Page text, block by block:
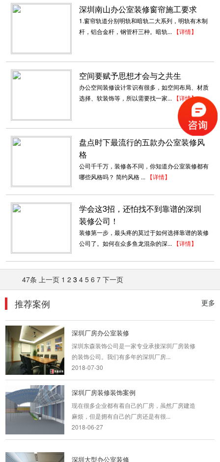
深圳南山办公室装修窗帘施工要求
1.窗帘轨道分别明轨和暗轨二大系列，明轨有木制
杆，铝合金杆，钢管杆三种。暗轨... 【详情】
空间要赋予思想才会与之共生
办公空间装修设计常识有很多，如空间布局、材质
选择、软装饰等，所以需要找一家... 【详情】
盘点时下最流行的五款办公室装修风
格
公司千千万，装修各不同，你知道办公室装修都有
哪些风格吗？ 简约风格 ... 【详情】
学会这3招，还怕找不到靠谱的深圳
装修公司！
装修第一步，最头疼的莫过于如何选择靠谱的装修
公司了。如何在众多鱼龙混杂的深... 【详情】
47条 上一页 1 2 3 4 5 6 7 下一页
更多
推荐案例
2018-07-30
互联网公司装修装饰
企业厂房装修设计案例
1、厂房的装修设计直接体现工厂的企业文化，
2018-07-30
布吉办公室装修案例展示
办公室房间的设计配置，一般而言，职位越高者
越後面，犹如银行业的摆置，前...
深圳现代办公室装修
1、深圳现代简约风格装修中物品的特点 现在家
庭的简约不只是说装修，还反映在...
2018-07-30
岷江文业 商务风
现代商务风中又讲究简洁，体现公司严谨的文
深圳厂房办公室装修
深圳东森装饰公司是一家专业承接深圳厂房装修
的装饰公司。我们有多年的深圳厂房...
2018-07-30
深圳厂房装修装饰案例
现在很多企业都有着自己的厂房，虽然厂房建造
麻烦，但是拥有自己的厂房还是有很...
2018-06-27
深圳大型办公室装修